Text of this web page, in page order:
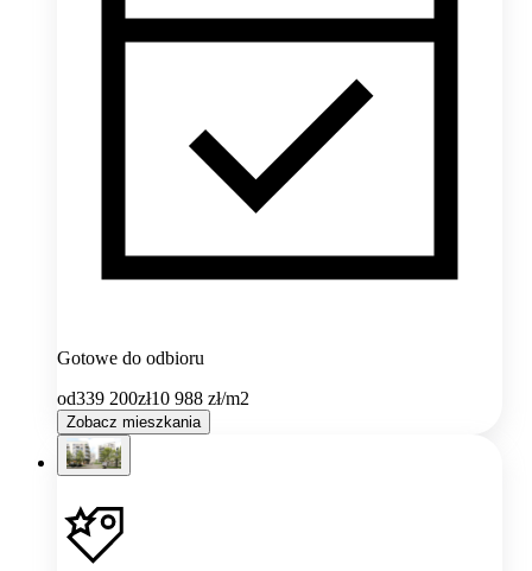
Gotowe do odbioru
od339 200zł10 988 zł/m2
Zobacz mieszkania